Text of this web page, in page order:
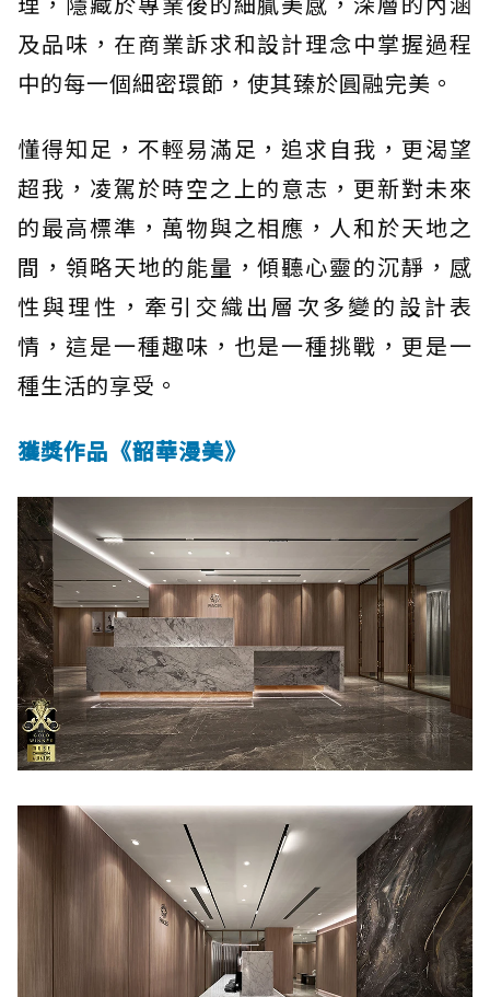
及品味，在商業訴求和設計理念中掌握過程
中的每一個細密環節，使其臻於圓融完美。
懂得知足，不輕易滿足，追求自我，更渴望
超我，凌駕於時空之上的意志，更新對未來
的最高標準，萬物與之相應，人和於天地之
間，領略天地的能量，傾聽心靈的沉靜，感
性與理性，牽引交織出層次多變的設計表
情，這是一種趣味，也是一種挑戰，更是一
種生活的享受。
獲獎作品《韶華漫美》